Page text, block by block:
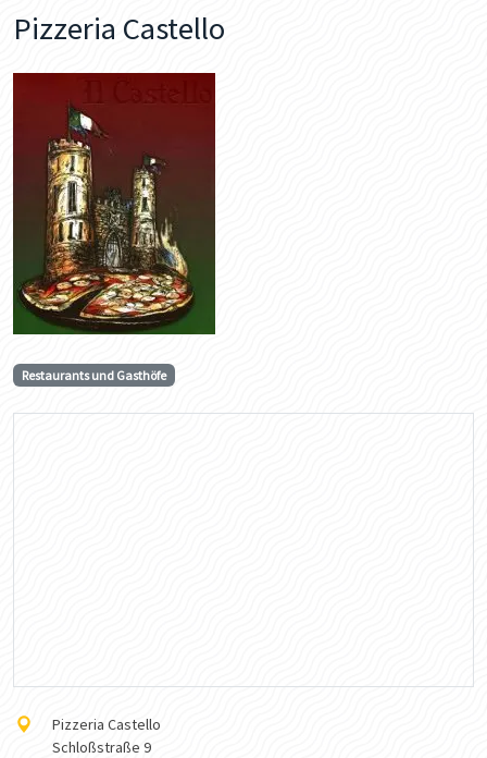
Pizzeria Castello
Restaurants und Gasthöfe
Pizzeria Castello
Schloßstraße 9